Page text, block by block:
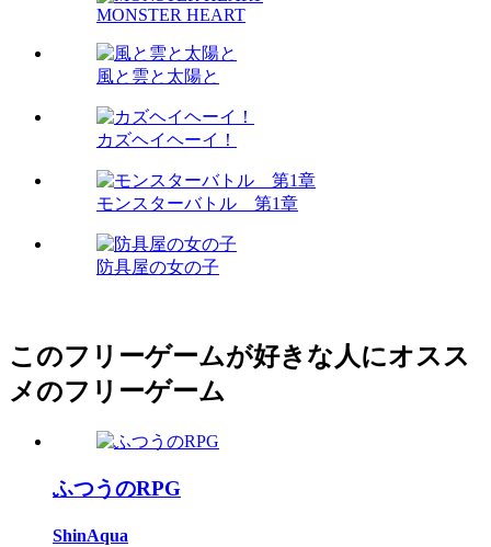
MONSTER HEART
風と雲と太陽と
カズヘイヘーイ！
モンスターバトル 第1章
防具屋の女の子
このフリーゲームが好きな人にオスス
メのフリーゲーム
ふつうのRPG
ShinAqua